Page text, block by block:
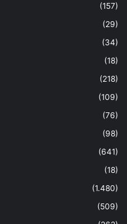
(157)
(29)
(34)
(18)
(218)
(109)
(76)
(98)
(641)
(18)
(1.480)
(509)